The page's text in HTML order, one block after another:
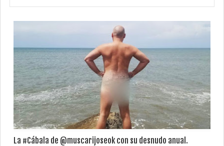
La #Cábala de @muscarijoseok con su desnudo anual.